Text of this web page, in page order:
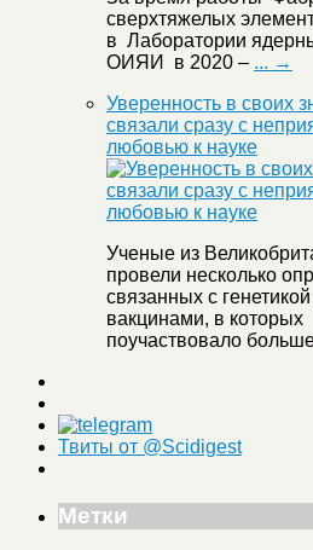
сверхтяжелых
в Лаборатории
ОИЯИ в 2020 – ... →
Уверенность в своих
связали сразу с
любовью к науке
Ученые из
провели несколько
связанных с
вакцинами, в которых
поучаствовало
Твиты от @Scidigest
Метки